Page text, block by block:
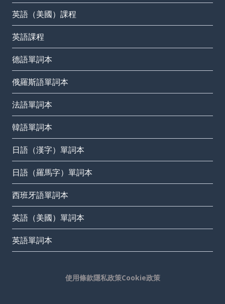
英語（美國）課程
英語課程
德語單詞本
俄羅斯語單詞本
法語單詞本
韓語單詞本
日語（漢字）單詞本
日語（羅馬字）單詞本
西班牙語單詞本
英語（美國）單詞本
英語單詞本
使用條款隱私政策Cookie政策